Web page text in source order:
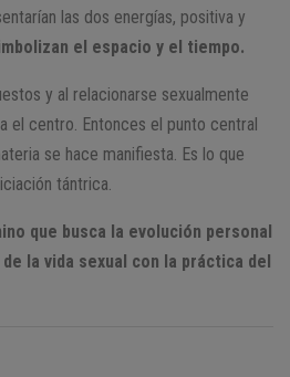
las dos energías, positiva y
el espacio y el tiempo.
y al relacionarse sexualmente
el centro. Entonces el punto central
se hace manifiesta. Es lo que
tántrica.
que busca la evolución personal
la vida sexual con la práctica del